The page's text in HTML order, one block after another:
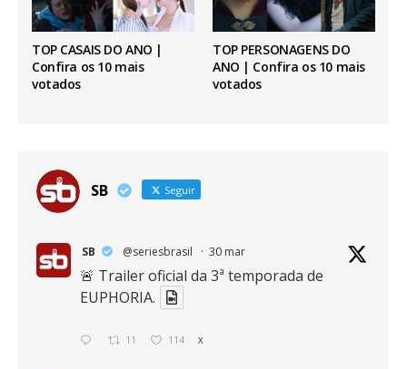
TOP CASAIS DO ANO |
Confira os 10 mais
votados
TOP PERSONAGENS DO
ANO | Confira os 10 mais
votados
SB Seguir
SB @seriesbrasil · 30 mar
🚨 Trailer oficial da 3ª temporada de
EUPHORIA.
11 114 X